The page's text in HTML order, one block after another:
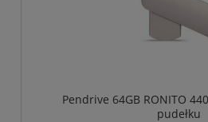
Pendrive 64GB RONITO
pudełku